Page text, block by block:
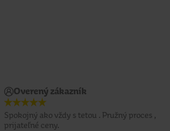
Overený zákazník
Spokojný ako vždy s tetou . Pružný proces ,
prijateľné ceny.